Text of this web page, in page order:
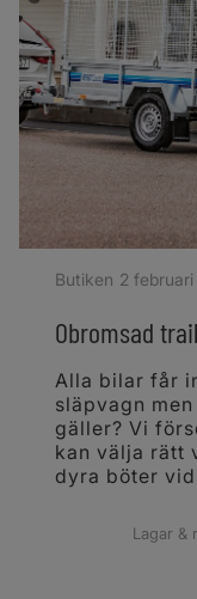
Butiken 2
Obromsad
Alla bilar får
släpvagn
gäller? Vi
kan välja rätt
dyra böter
Lagar &